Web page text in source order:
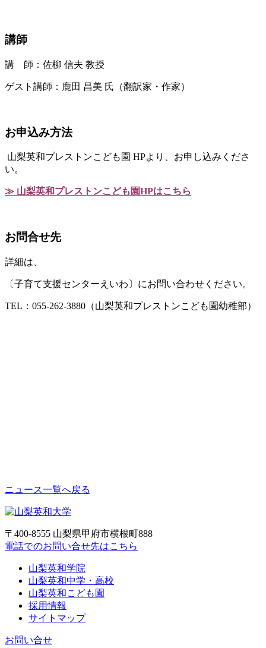
講師
講 師：佐柳 信夫 教授
ゲスト講師：鹿田 昌美 氏（翻訳家・作家）
お申込み方法
山梨英和プレストンこども園 HPより、お申し込みくださ
い。
≫ 山梨英和プレストンこども園HPはこちら
お問合せ先
詳細は、
〔子育て支援センターえいわ〕にお問い合わせください。
TEL：055-262-3880（山梨英和プレストンこども園幼稚部）
ニュース一覧へ戻る
〒400-8555 山梨県甲府市横根町888
電話でのお問い合せ先はこちら
山梨英和学院
山梨英和中学・高校
山梨英和こども園
採用情報
サイトマップ
お問い合せ